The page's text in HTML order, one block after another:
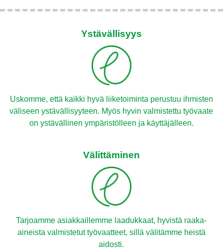
Ystävällisyys
Uskomme, että kaikki hyvä liiketoiminta perustuu ihmisten
väliseen ystävällisyyteen. Myös hyvin valmistettu työvaate
on ystävällinen ympäristölleen ja käyttäjälleen.
Välittäminen
Tarjoamme asiakkaillemme laadukkaat, hyvistä raaka-
aineista valmistetut työvaatteet, sillä välitämme heistä
aidosti.